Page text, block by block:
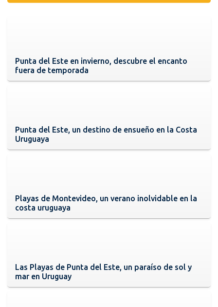
Punta del Este en invierno, descubre el encanto
fuera de temporada
Punta del Este, un destino de ensueño en la Costa
Uruguaya
Playas de Montevideo, un verano inolvidable en la
costa uruguaya
Las Playas de Punta del Este, un paraíso de sol y
mar en Uruguay